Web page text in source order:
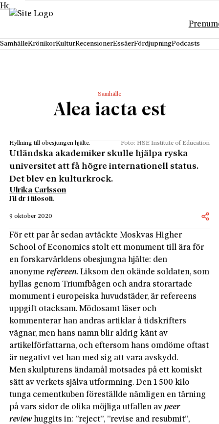
Hoppa till innehåll
SamhälleKrönikorKulturRecensionerEssäerFördjupningPodcasts
Samhälle
Alea iacta est
Hyllning till obesjungen hjälte. Foto: HSE Institute of Education
Utländska akademiker skulle hjälpa ryska
universitet att få högre internationell status.
Det blev en kulturkrock.
Ulrika Carlsson
Fil dr i filosofi.
9 oktober 2020
För ett par år sedan avtäckte Moskvas Higher
School of Economics stolt ett monument till ära för
en forskarvärldens obesjungna hjälte: den
anonymerefereen. Liksom den okände soldaten, som
hyllas genom Triumfbågen och andra storartade
monument i europeiska huvudstäder, är refereens
uppgift otacksam. Mödosamt läser och
kommenterar han andras artiklar å tidskrifters
vägnar, men hans namn blir aldrig känt av
artikelförfattarna, och eftersom hans omdöme oftast
är negativt vet han med sig att vara avskydd.
Men skulpturens ändamål motsades på ett komiskt
sätt av verkets själva utformning. Den 1 500 kilo
tunga cementkuben föreställde nämligen en tärning
på vars sidor de olika möjliga utfallen avpeer
review huggits in: ”reject”, ”revise and resubmit”,